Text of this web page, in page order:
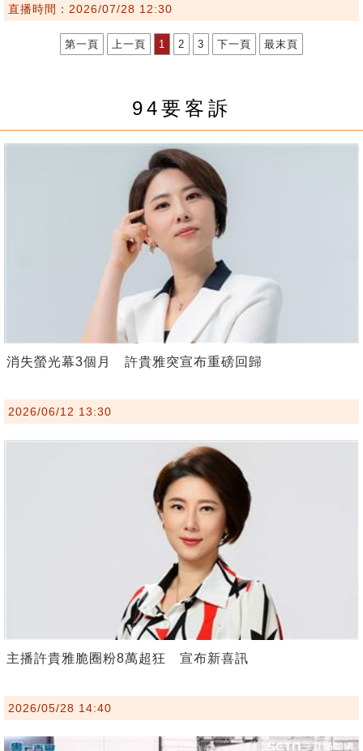
直播時間：2026/07/28 12:30
第一頁 上一頁 1 2 3 下一頁 最末頁
94要客訴
消失螢光幕3個月 許貴雅突宣布重磅回歸
2026/06/12 13:30
主播許貴雅脆圈粉8萬超狂 宣布新喜訊
2026/05/28 14:40